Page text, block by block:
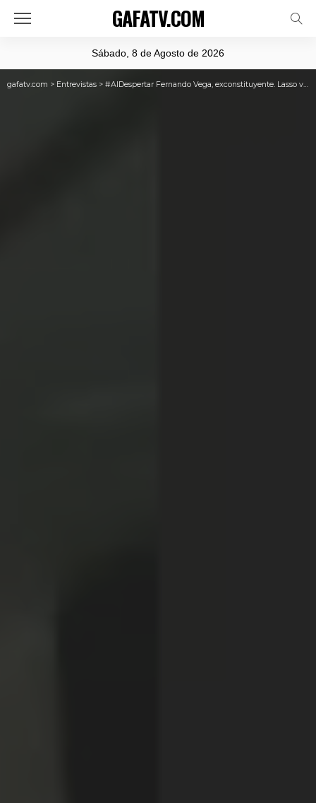
GAFATV.COM
Sábado, 8 de Agosto de 2026
gafatv.com > Entrevistas > #AlDespertar Fernando Vega, exconstituyente. Lasso vive en nube rosada y su gobierno es gris.